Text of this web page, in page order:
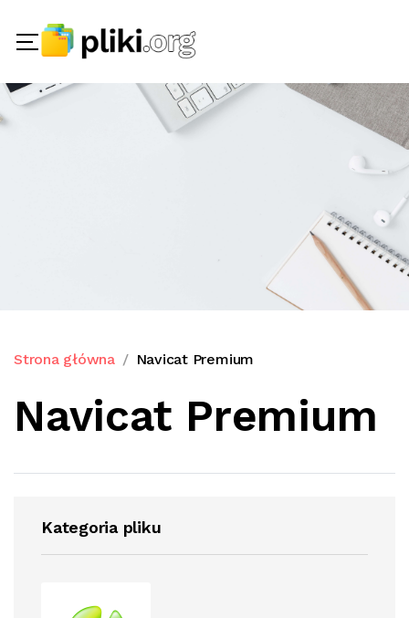
Strona główna Navicat Premium
Navicat Premium
Kategoria pliku